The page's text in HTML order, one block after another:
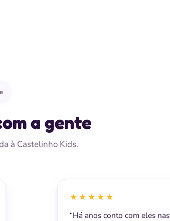
a gente
à Castelinho Kids.
★★★★★
“Há anos conto com eles nas